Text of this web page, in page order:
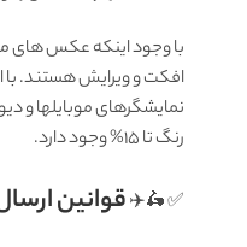
با وجود اینکه عکس های
افکت و ویرایش هستند. با
نمایشگرهای موبایلها و
رنگ تا 15% وجود دارد.
✅ 🛵✈️قوانين